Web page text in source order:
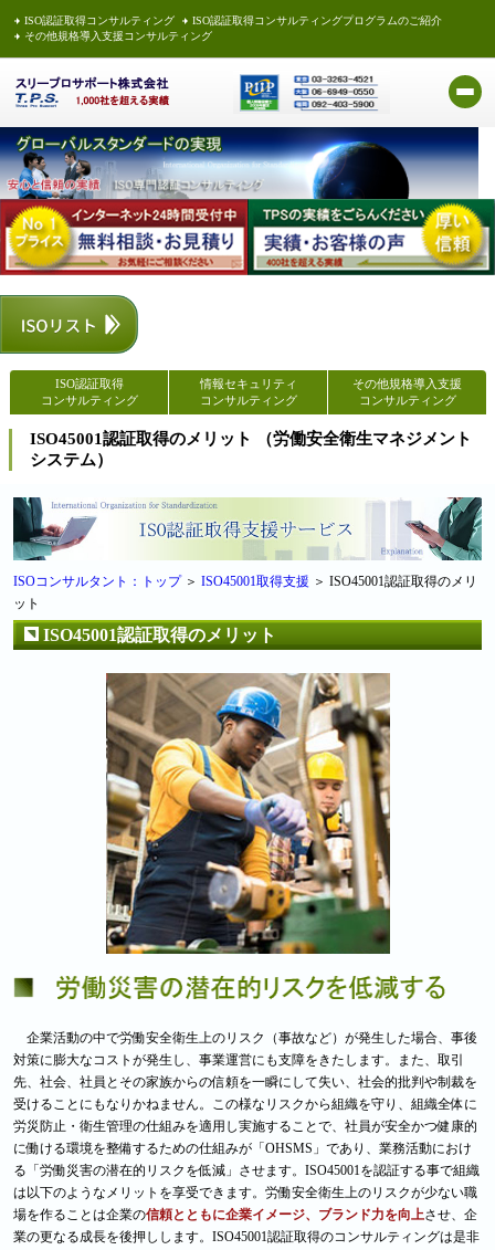
ISO認証取得コンサルティング
ISO認証取得コンサルティングプログラムのご紹介
その他規格導入支援コンサルティング
ISO認証取得
コンサルティング
情報セキュリティ
コンサルティング
その他規格導入支援
コンサルティング
ISO45001認証取得のメリット （労働安全衛生マネジメント
システム）
ISOコンサルタント：トップ＞ ISO45001取得支援 ＞ ISO45001認証取得のメリ
ット
ISO45001認証取得のメリット
企業活動の中で労働安全衛生上のリスク（事故など）が発生した場合、事後
対策に膨大なコストが発生し、事業運営にも支障をきたします。また、取引
先、社会、社員とその家族からの信頼を一瞬にして失い、社会的批判や制裁を
受けることにもなりかねません。この様なリスクから組織を守り、組織全体に
労災防止・衛生管理の仕組みを適用し実施することで、社員が安全かつ健康的
に働ける環境を整備するための仕組みが「OHSMS」であり、業務活動におけ
る「労働災害の潜在的リスクを低減」させます。ISO45001を認証する事で組織
は以下のようなメリットを享受できます。労働安全衛生上のリスクが少ない職
場を作ることは企業の信頼とともに企業イメージ、ブランド力を向上させ、企
業の更なる成長を後押しします。ISO45001認証取得のコンサルティングは是非